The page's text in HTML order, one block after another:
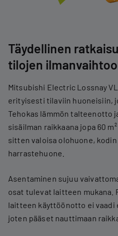
Täydellinen
tilojen
Mitsubishi Electric Lossnay
erityisesti tilaviin huoneisiin,
Tehokas lämmön talteenotto
sisäilman raikkaana jopa 60
sitten valoisa olohuone,
harrastehuone.
Asentaminen sujuu
osat tulevat laitteen
laitteen käyttöönotto ei vaadi
joten pääset nauttimaan